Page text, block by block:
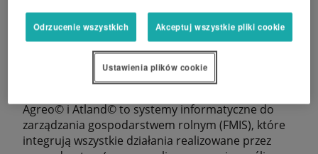
SMAG
Agreo© i Atland© to systemy informatyczne do
zarządzania gospodarstwem rolnym (FMIS), które
integrują wszystkie działania realizowane przez
Odrzucenie wszystkich Akceptuj wszystkie pliki cookie
Ustawienia plików cookie